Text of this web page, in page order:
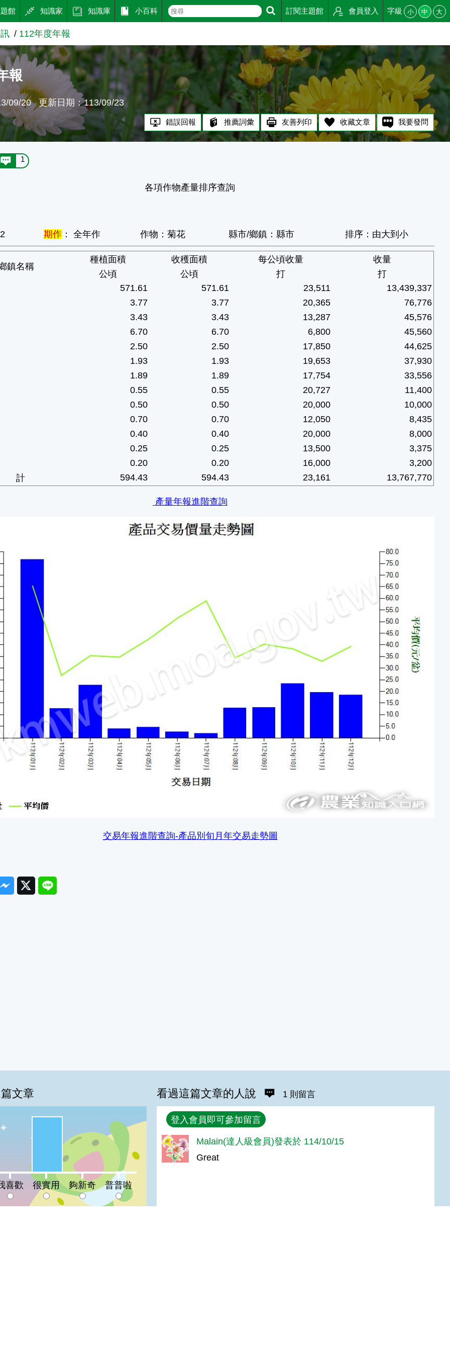
館 知識家 知識庫 小百科 訂閱主題館 會員登入 字級 小 中 大
112年度年報
報
09/20 更新日期：113/09/23
錯誤回報 推薦詞彙 友善列印 收藏文章 我要發問
1
各項作物產量排序查詢
期作 ： 全年作 作物：菊花 縣市/鄉鎮：縣市 排序：由大到小
鎮名稱
種植面積 收穫面積 每公頃收量
收量
公頃
公頃 打
打
571.61
571.61 23,511
13,439,337
3.77
3.77 20,365
76,776
3.43
3.43 13,287
45,576
6.70
6.70 6,800
45,560
2.50
2.50 17,850
44,625
1.93
1.93 19,653
37,930
1.89
1.89 17,754
33,556
0.55
0.55 20,727
11,400
0.50
0.50 20,000
10,000
0.70
0.70 12,050
8,435
0.40
0.40 20,000
8,000
0.25
0.25 13,500
3,375
0.20
0.20 16,000
3,200
計
594.43 594.43 23,161 13,767,770
產量年報進階查詢
交易年報進階查詢-產品別旬月年交易走勢圖
TwitterLine
文章
歡:0% 夠新奇:0%普普啦:0%
喜歡 很實用 夠新奇 普普啦
看過這篇文章的人說 1 則留言
回覆
登入會員即可參加留言
Malain(達人級會員)發表於 114/10/15
Great